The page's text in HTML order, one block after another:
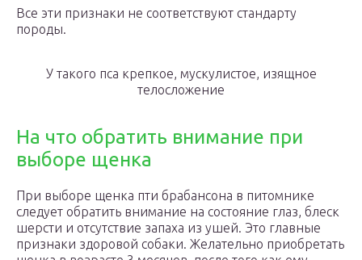
Все эти признаки не соответствуют стандарту
породы.
У такого пса крепкое, мускулистое, изящное
телосложение
На что обратить внимание при
выборе щенка
При выборе щенка пти брабансона в питомнике
следует обратить внимание на состояние глаз, блеск
шерсти и отсутствие запаха из ушей. Это главные
признаки здоровой собаки. Желательно приобретать